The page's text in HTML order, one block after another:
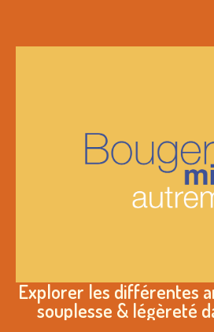
Explorer les différentes
souplesse & légèreté